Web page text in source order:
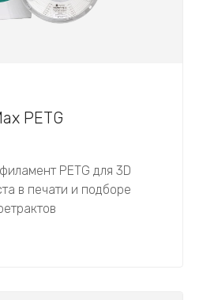
PETG
PETG для 3D
в печати и подборе